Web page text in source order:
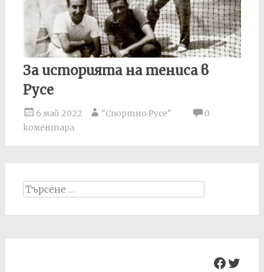
За историята на тениса в
Русе
6 май 2022 "Спортно Русе"
0
коментара
Search
for: